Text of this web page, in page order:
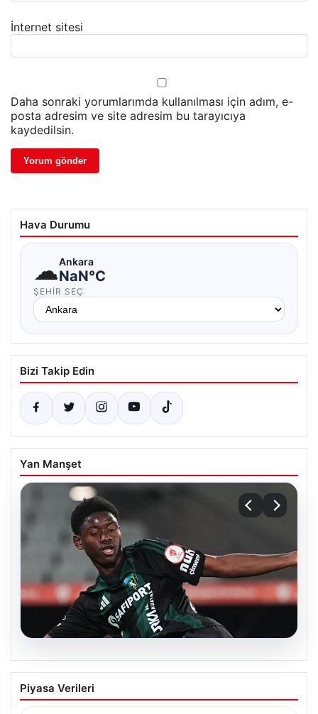
İnternet sitesi
Daha sonraki yorumlarımda kullanılması için adım, e-
posta adresim ve site adresim bu tarayıcıya
kaydedilsin.
Hava Durumu
☁Ankara
NaN°C
ŞEHIR SEÇ
Bizi Takip Edin
Yan Manşet
05.08.2026
Süper Lig’de görülmemiş olay! Aşık
olduğu için kampı terk etti
Piyasa Verileri